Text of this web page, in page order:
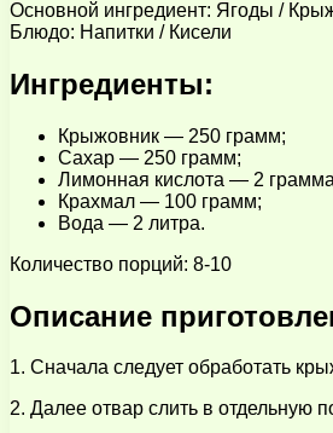
Основной ингредиент: Ягоды /
Блюдо: Напитки / Кисели
Ингредиенты:
Крыжовник — 250 грамм;
Сахар — 250 грамм;
Лимонная кислота — 2 грамма
Крахмал — 100 грамм;
Вода — 2 литра.
Количество порций: 8-10
Описание
1. Сначала следует обработать
2. Далее отвар слить в отдельную